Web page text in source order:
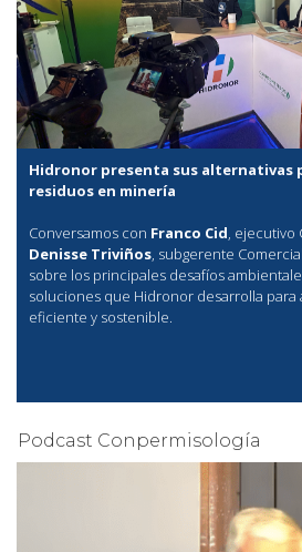
Hidronor presenta sus alternativas
residuos en minería
Conversamos con Franco Cid, ejecutivo
Denisse Triviños, subgerente
sobre los principales desafíos
soluciones que Hidronor desarrolla para
eficiente y sostenible.
Podcast Conpermisología